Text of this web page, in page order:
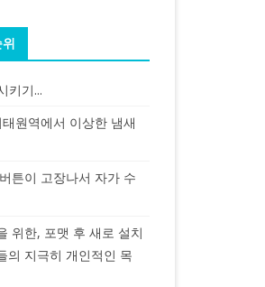
키기...
원역에서 이상한 냄새
튼이 고장나서 자가 수
위한, 포맷 후 새로 설치
의 지극히 개인적인 목